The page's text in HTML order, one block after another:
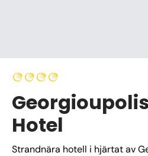
Hotel
Strandnära hotell i hjärtat av